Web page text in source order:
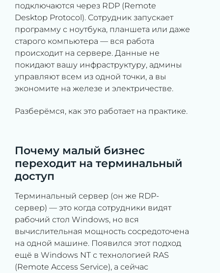
подключаются через RDP (Remote
Desktop Protocol). Сотрудник запускает
программу с ноутбука, планшета или даже
старого компьютера — вся работа
происходит на сервере. Данные не
покидают вашу инфраструктуру, админы
управляют всем из одной точки, а вы
экономите на железе и электричестве.
Разберёмся, как это работает на практике.
Почему малый бизнес
переходит на терминальный
доступ
Терминальный сервер (он же RDP-
сервер) — это когда сотрудники видят
рабочий стол Windows, но вся
вычислительная мощность сосредоточена
на одной машине. Появился этот подход
ещё в Windows NT с технологией RAS
(Remote Access Service), а сейчас